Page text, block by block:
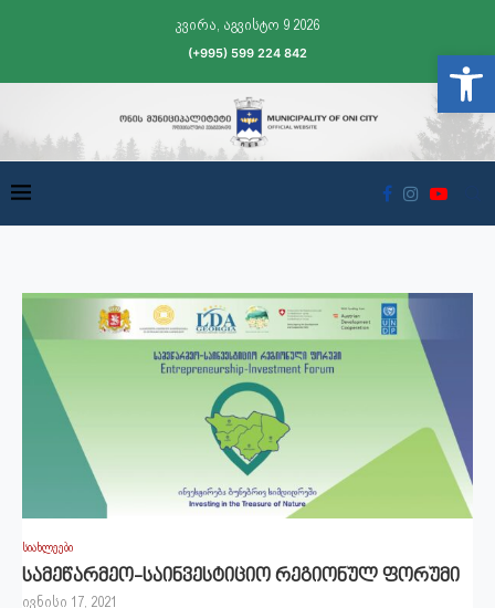
კვირა, აგვისტო 9 2026
(+995) 599 224 842
სიახლეები
სამეწარმეო-საინვესტიციო რეგიონულ ფორუმი
ივნისი 17, 2021